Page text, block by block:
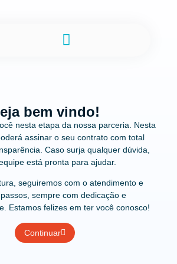
bem vindo!
nesta etapa da nossa parceria. Nesta
assinar o seu contrato com total
Caso surja qualquer dúvida,
está pronta para ajudar.
seguiremos com o atendimento e
sempre com dedicação e
Estamos felizes em ter você conosco!
Continuar